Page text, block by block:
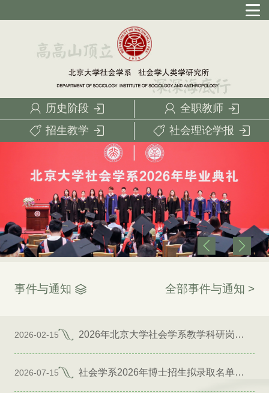
历史阶段
全职教师
招生教学
社会理论学报
事件与通知 全部事件与通知 >
2026-02-15 2026年北京大学社会学系教学科研岗位招聘启事
2026-07-15 社会学系2026年博士招生拟录取名单公示（专项）